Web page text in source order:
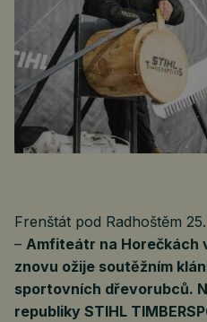
Frenštát pod Radhoštěm
– Amfiteátr na Horečkách
znovu ožije soutěžním
sportovních dřevorubců.
republiky STIHL